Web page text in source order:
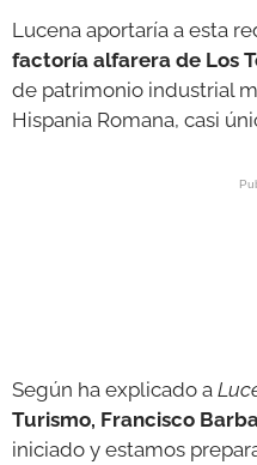
Lucena aportaría a esta
factoría alfarera de Los
de patrimonio industrial
Hispania Romana, casi
Según ha explicado a
Turismo, Francisco
iniciado y estamos